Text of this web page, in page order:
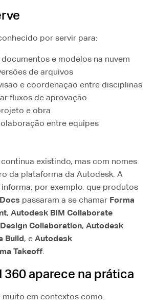
por servir para:
e modelos na nuvem
de arquivos
e coordenação entre disciplinas
fluxos de aprovação
e obra
entre equipes
existindo, mas com nomes
da plataforma da Autodesk. A
por exemplo, que produtos
passaram a se chamar Forma
, Autodesk BIM Collaborate
Collaboration, Autodesk
Build, e Autodesk
Takeoff.
360 aparece na prática
muito em contextos como: